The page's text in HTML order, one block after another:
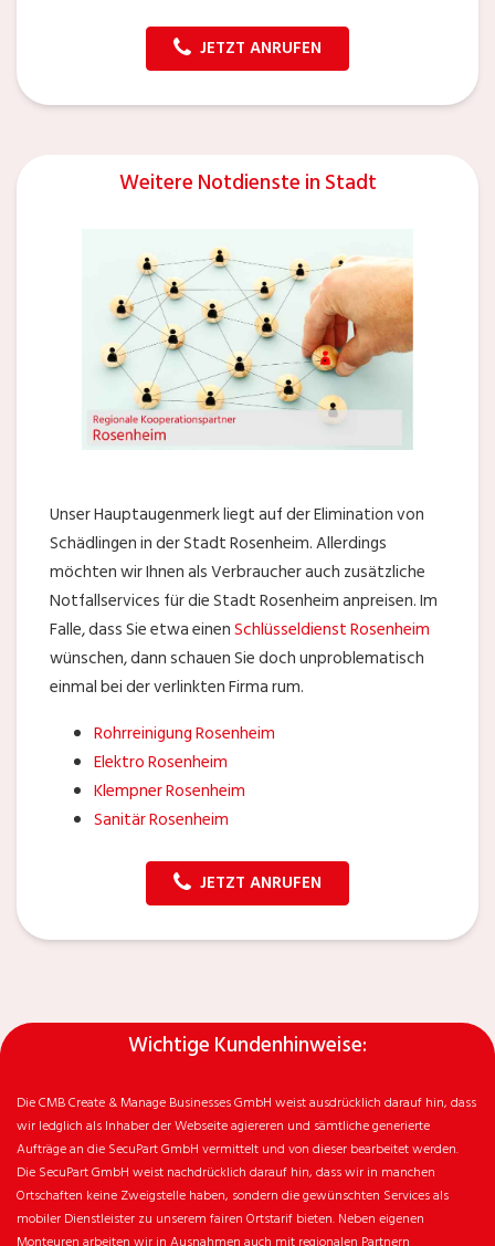
JETZT ANRUFEN
Weitere Notdienste in Stadt
Unser Hauptaugenmerk liegt auf der Elimination von
Schädlingen in der Stadt Rosenheim. Allerdings
möchten wir Ihnen als Verbraucher auch zusätzliche
Notfallservices für die Stadt Rosenheim anpreisen. Im
Falle, dass Sie etwa einenSchlüsseldienst Rosenheim
wünschen, dann schauen Sie doch unproblematisch
einmal bei der verlinkten Firma rum.
Rohrreinigung Rosenheim
Elektro Rosenheim
Klempner Rosenheim
Sanitär Rosenheim
JETZT ANRUFEN
Wichtige Kundenhinweise:
Die CMB Create & Manage Businesses GmbH weist ausdrücklich darauf hin, dass
wir ledglich als Inhaber der Webseite agiereren und sämtliche generierte
Aufträge an die SecuPart GmbH vermittelt und von dieser bearbeitet werden.
Die SecuPart GmbH weist nachdrücklich darauf hin, dass wir in manchen
Ortschaften keine Zweigstelle haben, sondern die gewünschten Services als
mobiler Dienstleister zu unserem fairen Ortstarif bieten. Neben eigenen
Monteuren arbeiten wir in Ausnahmen auch mit regionalen Partnern